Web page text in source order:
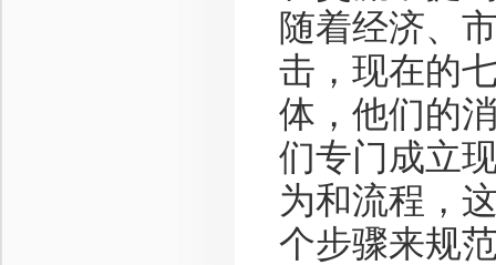
随着经济、
击，现在的
体，他们的
们专门成立
为和流程，
个步骤来规